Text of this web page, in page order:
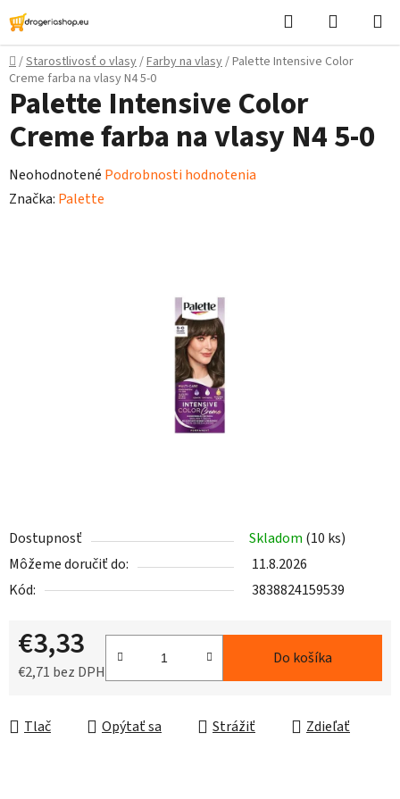
Prejsť
na
obsah
Hľadať
košík
Domov
/Starostlivosť o vlasy/Farby na vlasy/Palette Intensive Color
Creme farba na vlasy N4 5-0
Dostupnosť Skladom (10 ks)
Môžeme doručiť do:
11.8.2026
Kód:
3838824159539
€3,33
€2,71 bez DPH
Do košíka
Tlač Opýtať sa Strážiť Zdieľať
Palette Intensive Color
Creme farba na vlasy N4 5-0
Priemerné
hodnotenie
Neohodnotené Podrobnosti hodnotenia
Značka: Palette